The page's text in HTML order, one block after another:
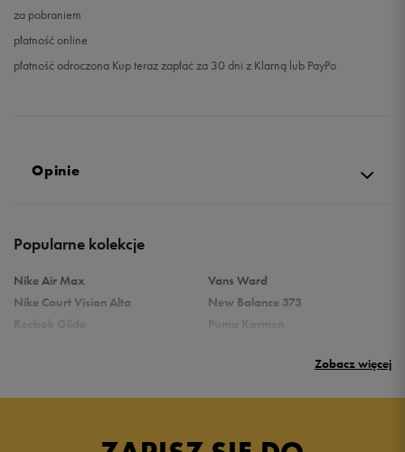
za pobraniem
płatność online
płatność odroczona Kup teraz zapłać za 30 dni z Klarną lub PayPo
Opinie
Popularne kolekcje
Nike Air Max
Nike Court Vision Alta
Vans Ward
New Balance 373
Zobacz więcej